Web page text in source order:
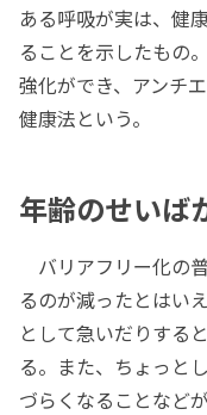
ある呼吸が実は、健
ることを示したもの
強化ができ、アンチ
健康法という。
年齢のせいば
バリアフリー化の
るのが減ったとはい
として急いだりする
る。また、ちょっと
づらくなることなど